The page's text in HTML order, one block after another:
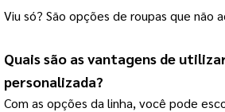
Viu só? São opções de roupas que não
Quais são as vantagens de
personalizada?
Com as opções da linha, você pode